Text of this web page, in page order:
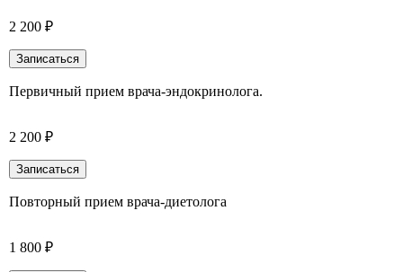
2 200 ₽
Записаться
Первичный прием врача-эндокринолога.
2 200 ₽
Записаться
Повторный прием врача-диетолога
1 800 ₽